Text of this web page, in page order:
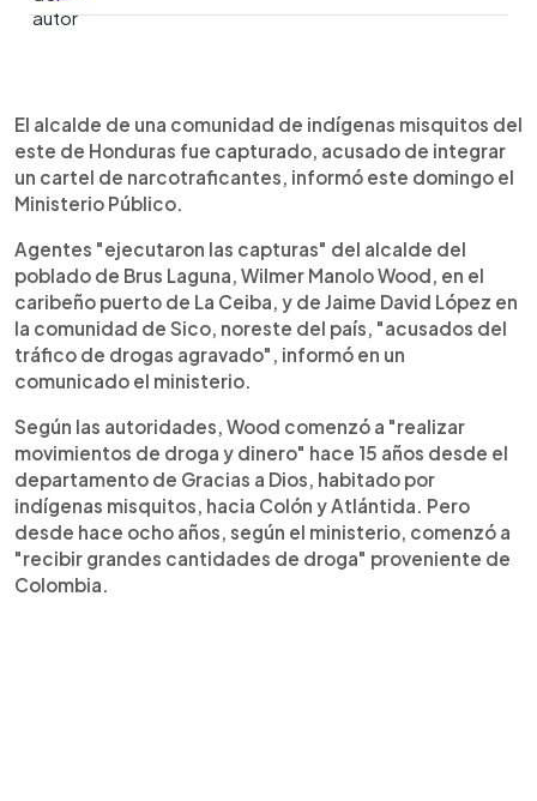
► Escuchar artículo
El alcalde de una comunidad de indígenas misquitos del
este de Honduras fue capturado, acusado de integrar
un cartel de narcotraficantes, informó este domingo el
Ministerio Público.
Agentes "ejecutaron las capturas" del alcalde del
poblado de Brus Laguna, Wilmer Manolo Wood, en el
caribeño puerto de La Ceiba, y de Jaime David López en
la comunidad de Sico, noreste del país, "acusados del
tráfico de drogas agravado", informó en un
comunicado el ministerio.
Según las autoridades, Wood comenzó a "realizar
movimientos de droga y dinero" hace 15 años desde el
departamento de Gracias a Dios, habitado por
indígenas misquitos, hacia Colón y Atlántida. Pero
desde hace ocho años, según el ministerio, comenzó a
"recibir grandes cantidades de droga" proveniente de
Colombia.